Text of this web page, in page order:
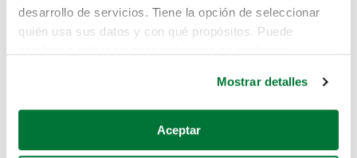
desarrollo de servicios. Tiene la opción de seleccionar
quién usa sus datos y con qué propósitos. Puede
Si lo permite, también quisiéramos:
Recopilar información sobre su ubicación geográfica
Mostrar detalles
Aceptar
Pero puedes encontrar el coche que estás
buscando en alguno de estos enlaces:
Coches de segunda mano
Coches de km0